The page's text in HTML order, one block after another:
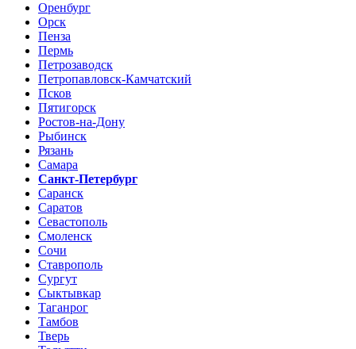
Оренбург
Орск
Пенза
Пермь
Петрозаводск
Петропавловск-Камчатский
Псков
Пятигорск
Ростов-на-Дону
Рыбинск
Рязань
Самара
Санкт-Петербург
Саранск
Саратов
Севастополь
Смоленск
Сочи
Ставрополь
Сургут
Сыктывкар
Таганрог
Тамбов
Тверь